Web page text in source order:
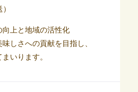
上と地域の活性化
しさへの貢献を目指し、
いります。